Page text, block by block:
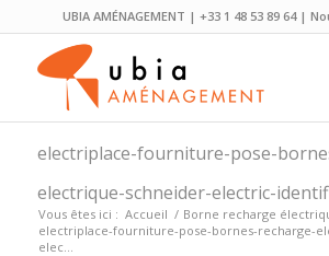
UBIA AMÉNAGEMENT | +33 1 48 53 89 64 |
electriplace-fourniture-pose-
electrique-schneider-electric-
Vous êtes ici : Accueil / Borne recharge
electriplace-fourniture-pose-bornes-recharge-
elec...